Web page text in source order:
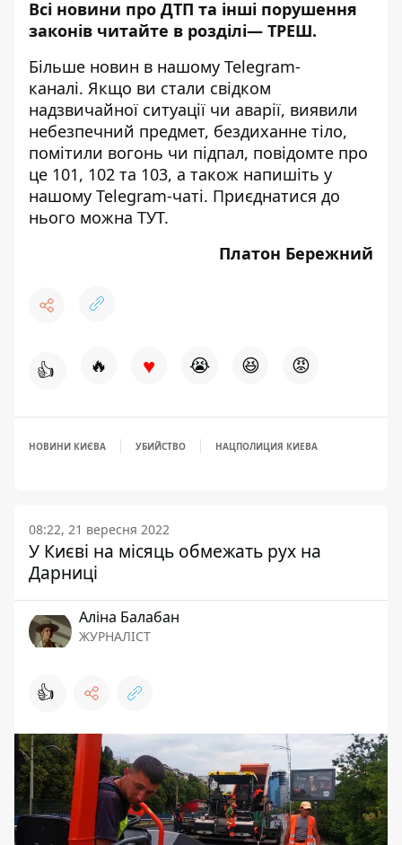
Всі новини про ДТП та інші порушення
законів читайте в розділі— ТРЕШ.
Більше новин в нашому Telegram-
каналі. Якщо ви стали свідком
надзвичайної ситуації чи аварії, виявили
небезпечний предмет, бездиханне тіло,
помітили вогонь чи підпал, повідомте про
це 101, 102 та 103, а також напишіть у
нашому Telegram-чаті. Приєднатися до
нього можна ТУТ.
Платон Бережний
👍 🔥 ♥ 😭 😆 😡
НОВИНИ КИЄВА УБИЙСТВО НАЦПОЛИЦИЯ КИЕВА
08:22, 21 вересня 2022
У Києві на місяць обмежать рух на
Дарниці
Аліна Балабан
ЖУРНАЛІСТ
👍